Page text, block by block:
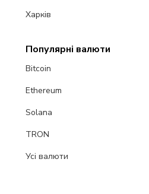
Харків
Популярні валюти
Bitcoin
Ethereum
Solana
TRON
Усі валюти